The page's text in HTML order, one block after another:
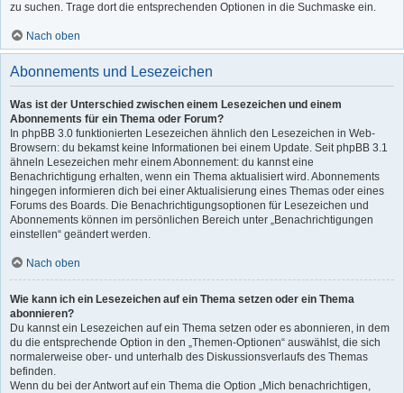
zu suchen. Trage dort die entsprechenden Optionen in die Suchmaske ein.
Nach oben
Abonnements und Lesezeichen
Was ist der Unterschied zwischen einem Lesezeichen und einem
Abonnements für ein Thema oder Forum?
In phpBB 3.0 funktionierten Lesezeichen ähnlich den Lesezeichen in Web-
Browsern: du bekamst keine Informationen bei einem Update. Seit phpBB 3.1
ähneln Lesezeichen mehr einem Abonnement: du kannst eine
Benachrichtigung erhalten, wenn ein Thema aktualisiert wird. Abonnements
hingegen informieren dich bei einer Aktualisierung eines Themas oder eines
Forums des Boards. Die Benachrichtigungsoptionen für Lesezeichen und
Abonnements können im persönlichen Bereich unter „Benachrichtigungen
einstellen“ geändert werden.
Nach oben
Wie kann ich ein Lesezeichen auf ein Thema setzen oder ein Thema
abonnieren?
Du kannst ein Lesezeichen auf ein Thema setzen oder es abonnieren, in dem
du die entsprechende Option in den „Themen-Optionen“ auswählst, die sich
normalerweise ober- und unterhalb des Diskussionsverlaufs des Themas
befinden.
Wenn du bei der Antwort auf ein Thema die Option „Mich benachrichtigen,